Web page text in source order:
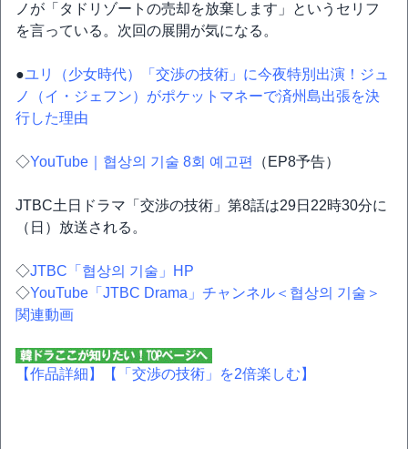
ノが「タドリゾートの売却を放棄します」というセリフ
を言っている。次回の展開が気になる。
●ユリ（少女時代）「交渉の技術」に今夜特別出演！ジュ
ノ（イ・ジェフン）がポケットマネーで済州島出張を決
行した理由
◇YouTube｜협상의 기술 8회 예고편 （EP8予告）
JTBC土日ドラマ「交渉の技術」第8話は29日22時30分に
（日）放送される。
◇JTBC「협상의 기술」HP
◇YouTube「JTBC Drama」チャンネル＜협상의 기술＞
関連動画
【作品詳細】 【「交渉の技術」を2倍楽しむ】